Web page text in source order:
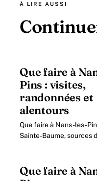
À LIRE AUSSI
Que faire à
Pins : visites,
randonnées et
alentours
Que faire à Nans-les-
Sainte-Baume, sources
Que faire à